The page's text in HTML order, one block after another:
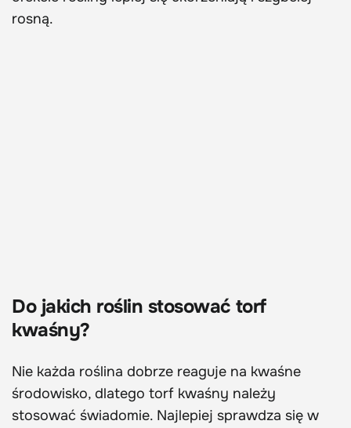
rosną.
Do jakich roślin stosować torf
kwaśny?
Nie każda roślina dobrze reaguje na kwaśne
środowisko, dlatego torf kwaśny należy
stosować świadomie. Najlepiej sprawdza się w